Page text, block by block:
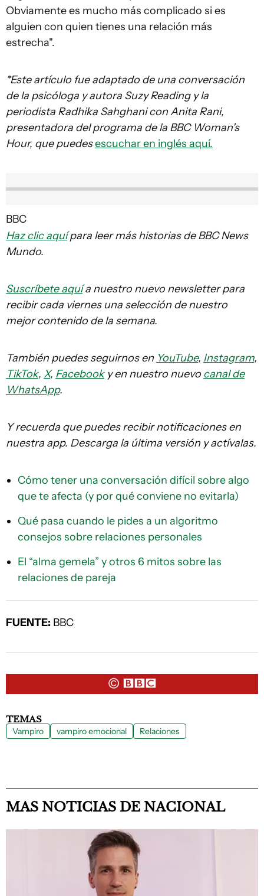
Obviamente es mucho más complicado si es
alguien con quien tienes una relación más
estrecha".
*Este artículo fue adaptado de una conversación
de la psicóloga y autora Suzy Reading y la
periodista Radhika Sahghani con Anita Rani,
presentadora del programa de la BBC Woman's
Hour, que puedesescuchar en inglés aquí.
BBC
Haz clic aquípara leer más historias de BBC News
Mundo.
Suscríbete aquía nuestro nuevo newsletter para
recibir cada viernes una selección de nuestro
mejor contenido de la semana.
También puedes seguirnos en YouTube, Instagram,
TikTok, X, Facebooky en nuestro nuevo canal de
WhatsApp.
Y recuerda que puedes recibir notificaciones en
nuestra app. Descarga la última versión y actívalas.
Cómo tener una conversación difícil sobre algo
que te afecta (y por qué conviene no evitarla)
Qué pasa cuando le pides a un algoritmo
consejos sobre relaciones personales
El “alma gemela” y otros 6 mitos sobre las
relaciones de pareja
FUENTE: BBC
TEMAS
Vampiro vampiro emocional Relaciones
MAS NOTICIAS DE NACIONAL